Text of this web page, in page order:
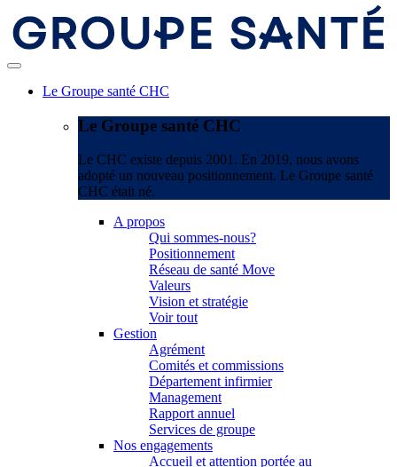
Le Groupe santé CHC
Le Groupe santé CHC
Le CHC existe depuis 2001. En 2019, nous avons
adopté un nouveau positionnement. Le Groupe santé
CHC était né.
A propos
Qui sommes-nous?
Positionnement
Réseau de santé Move
Valeurs
Vision et stratégie
Voir tout
Gestion
Agrément
Comités et commissions
Département infirmier
Management
Rapport annuel
Services de groupe
Nos engagements
Accueil et attention portée au